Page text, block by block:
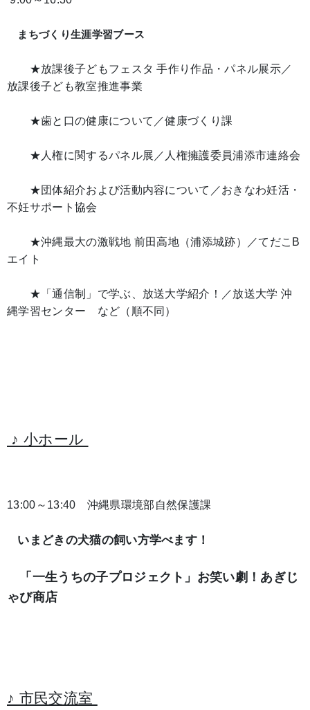
まちづくり生涯学習ブース
★放課後子どもフェスタ 手作り作品・パネル展示／
放課後子ども教室推進事業
★歯と口の健康について／健康づくり課
★人権に関するパネル展／人権擁護委員浦添市連絡会
★団体紹介および活動内容について／おきなわ妊活・
不妊サポート協会
★沖縄最大の激戦地 前田高地（浦添城跡）／てだこB
エイト
★「通信制」で学ぶ、放送大学紹介！／放送大学 沖
縄学習センター など（順不同）
♪ 小ホール
13:00～13:40 沖縄県環境部自然保護課
いまどきの犬猫の飼い方学べます！
「一生うちの子プロジェクト」 お笑い劇！あぎじ
ゃび商店
♪ 市民交流室